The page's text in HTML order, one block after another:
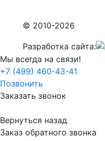
© 2010-2026
Разработка сайта:
Мы всегда на связи!
+7 (499) 460-43-41
Позвонить
Заказать звонок
Вернуться назад
Заказ обратного звонка